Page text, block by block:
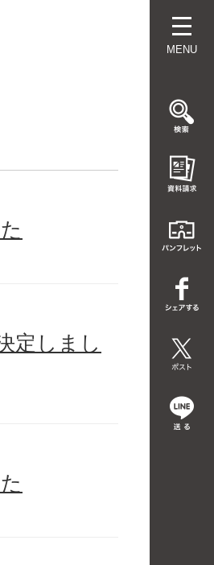
定しまし
MENU